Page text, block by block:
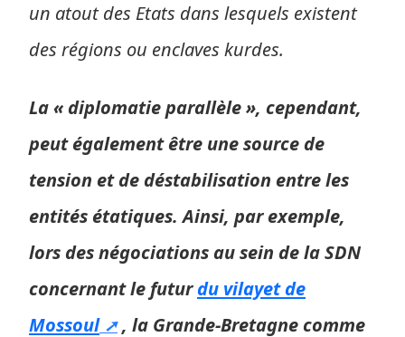
un atout des Etats dans lesquels existent
des régions ou enclaves kurdes.
La « diplomatie parallèle », cependant,
peut également être une source de
tension et de déstabilisation entre les
entités étatiques. Ainsi, par exemple,
lors des négociations au sein de la SDN
concernant le futurdu vilayet de
Mossoul
, la Grande-Bretagne comme